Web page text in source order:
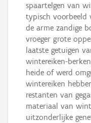
spaartelgen van
typisch
de arme zandige
vroeger grote
laatste getuigen
wintereiken-
heide of werd
wintereiken
restanten van
materiaal van
uitzonderlijke